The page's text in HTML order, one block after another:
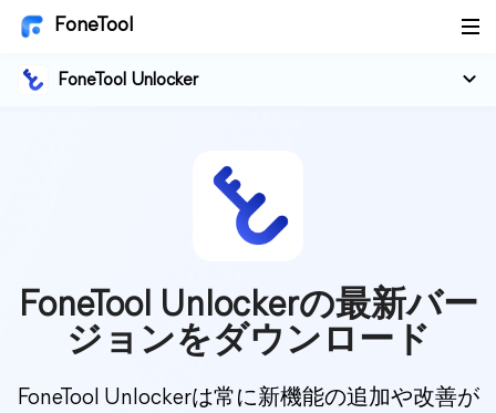
FoneTool
FoneTool Unlocker
FoneTool Unlockerの最新バー
ジョンをダウンロード
FoneTool Unlockerは常に新機能の追加や改善が